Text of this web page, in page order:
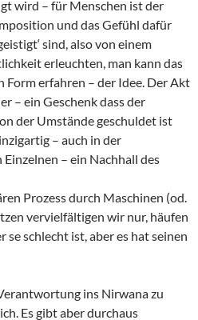
wird – für Menschen ist der
und das Gefühl dafür
sind, also von einem
erleuchten, man kann das
Form erfahren – der Idee. Der Akt
– ein Geschenk dass der
der Umstände geschuldet ist
– auch in der
– ein Nachhall des
Prozess durch Maschinen (od.
vervielfältigen wir nur, häufen
se schlecht ist, aber es hat seinen
ins Nirwana zu
Es gibt aber durchaus